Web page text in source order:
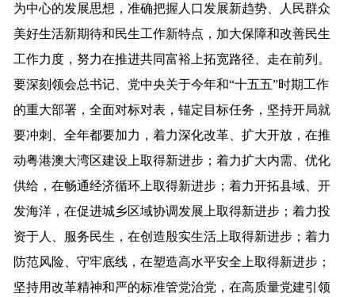
为中心的发展思想，准确把握人口发展新趋势、人民群众
美好生活新期待和民生工作新特点，加大保障和改善民生
工作力度，努力在推进共同富裕上拓宽路径、走在前列。
要深刻领会总书记、党中央关于今年和“十五五”时期工作
的重大部署，全面对标对表，锚定目标任务，坚持开局就
要冲刺、全年都要加力，着力深化改革、扩大开放，在推
动粤港澳大湾区建设上取得新进步；着力扩大内需、优化
供给，在畅通经济循环上取得新进步；着力开拓县域、开
发海洋，在促进城乡区域协调发展上取得新进步；着力投
资于人、服务民生，在创造殷实生活上取得新进步；着力
防范风险、守牢底线，在塑造高水平安全上取得新进步；
坚持用改革精神和严的标准管党治党，在高质量党建引领